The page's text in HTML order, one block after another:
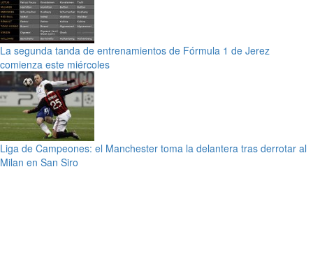
La segunda tanda de entrenamientos de Fórmula 1 de Jerez
comienza este miércoles
Liga de Campeones: el Manchester toma la delantera tras derrotar al
Milan en San Siro